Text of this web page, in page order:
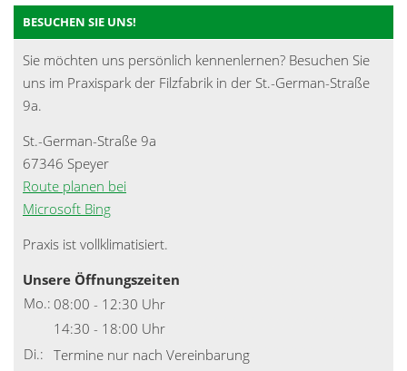
BESUCHEN SIE UNS!
Sie möchten uns persönlich kennenlernen? Besuchen Sie
uns im Praxispark der Filzfabrik in der St.-German-Straße
9a.
St.-German-Straße 9a
67346 Speyer
Route planen bei
Microsoft Bing
Praxis ist vollklimatisiert.
Unsere Öffnungszeiten
Mo.: 08:00 - 12:30 Uhr
14:30 - 18:00 Uhr
Di.: Termine nur nach Vereinbarung